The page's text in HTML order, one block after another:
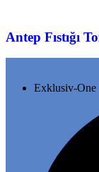
Antep Fıstığı
Exklusiv-One